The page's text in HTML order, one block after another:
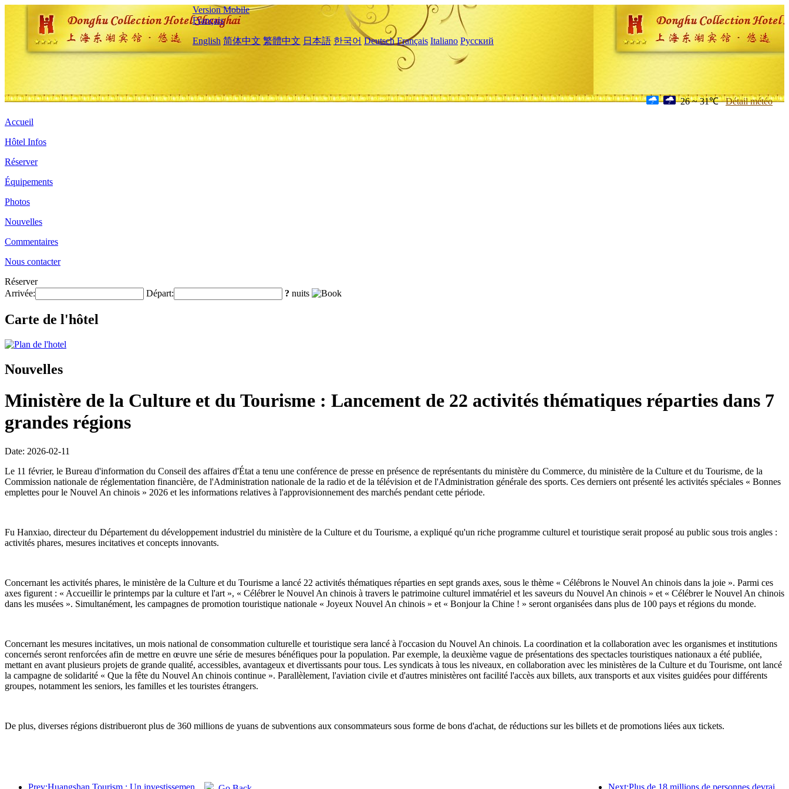
Version Mobile
Français
English 简体中文 繁體中文 日本語 한국어 Deutsch Français Italiano Русский
26 ~ 31℃ Détail météo
Accueil
Hôtel Infos
Réserver
Équipements
Photos
Nouvelles
Commentaires
Nous contacter
Réserver
Arrivée:
Départ: ? nuits
Carte de l'hôtel
Nouvelles
Ministère de la Culture et du Tourisme : Lancement de 22 activités thématiques réparties dans 7
grandes régions
Date: 2026-02-11
Le 11 février, le Bureau d'information du Conseil des affaires d'État a tenu une conférence de presse en présence de représentants du ministère du Commerce, du ministère de la Culture et du Tourisme, de la
Commission nationale de réglementation financière, de l'Administration nationale de la radio et de la télévision et de l'Administration générale des sports. Ces derniers ont présenté les activités spéciales « Bonnes
emplettes pour le Nouvel An chinois » 2026 et les informations relatives à l'approvisionnement des marchés pendant cette période.
Fu Hanxiao, directeur du Département du développement industriel du ministère de la Culture et du Tourisme, a expliqué qu'un riche programme culturel et touristique serait proposé au public sous trois angles :
activités phares, mesures incitatives et concepts innovants.
Concernant les activités phares, le ministère de la Culture et du Tourisme a lancé 22 activités thématiques réparties en sept grands axes, sous le thème « Célébrons le Nouvel An chinois dans la joie ». Parmi ces
axes figurent : « Accueillir le printemps par la culture et l'art », « Célébrer le Nouvel An chinois à travers le patrimoine culturel immatériel et les saveurs du Nouvel An chinois » et « Célébrer le Nouvel An chinois
dans les musées ». Simultanément, les campagnes de promotion touristique nationale « Joyeux Nouvel An chinois » et « Bonjour la Chine ! » seront organisées dans plus de 100 pays et régions du monde.
Concernant les mesures incitatives, un mois national de consommation culturelle et touristique sera lancé à l'occasion du Nouvel An chinois. La coordination et la collaboration avec les organismes et institutions
concernés seront renforcées afin de mettre en œuvre une série de mesures bénéfiques pour la population. Par exemple, la deuxième vague de présentations des spectacles touristiques nationaux a été publiée,
mettant en avant plusieurs projets de grande qualité, accessibles, avantageux et divertissants pour tous. Les syndicats à tous les niveaux, en collaboration avec les ministères de la Culture et du Tourisme, ont lancé
la campagne de solidarité « Que la fête du Nouvel An chinois continue ». Parallèlement, l'aviation civile et d'autres ministères ont facilité l'accès aux billets, aux transports et aux visites guidées pour différents
groupes, notamment les seniors, les familles et les touristes étrangers.
De plus, diverses régions distribueront plus de 360 millions de yuans de subventions aux consommateurs sous forme de bons d'achat, de réductions sur les billets et de promotions liées aux tickets.